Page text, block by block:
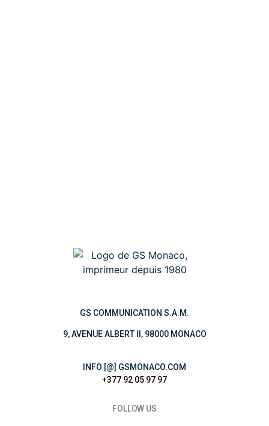
INFO [@] GSMONACO.COM
+377 92 05 97 97
GS COMMUNICATION S.A.M.
9, AVENUE ALBERT II, 98000 MONACO
FOLLOW US